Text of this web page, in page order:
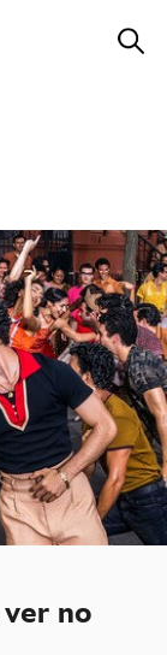
ver no